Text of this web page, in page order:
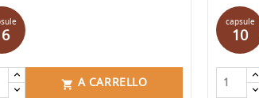
 A CARRELLO
capsule
10